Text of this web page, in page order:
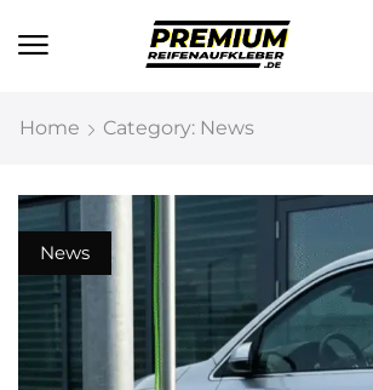
Home Category: News
News